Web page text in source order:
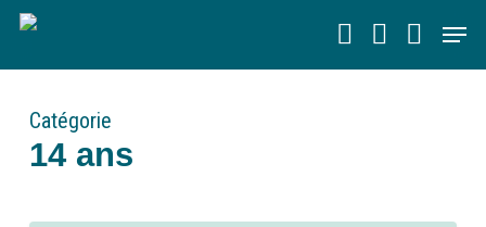
Skip
main
Catégorie
14 ans